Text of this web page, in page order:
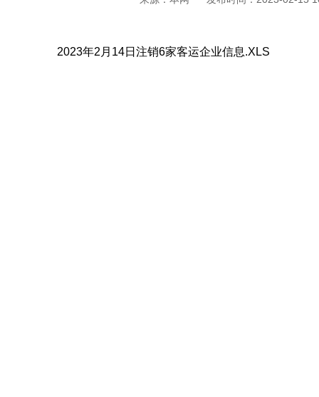
2023年2月14日注销6家客运企业信息.XLS